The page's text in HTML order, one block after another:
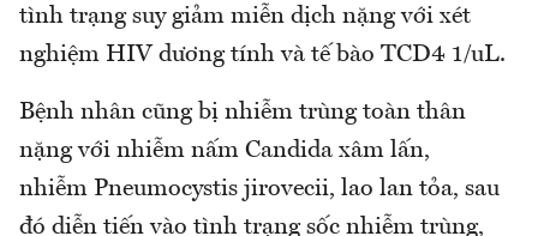
tình trạng suy giảm miễn dịch nặng với xét
nghiệm HIV dương tính và tế bào TCD4 1/uL.
Bệnh nhân cũng bị nhiễm trùng toàn thân
nặng với nhiễm nấm Candida xâm lấn,
nhiễm Pneumocystis jirovecii, lao lan tỏa, sau
đó diễn tiến vào tình trạng sốc nhiễm trùng,